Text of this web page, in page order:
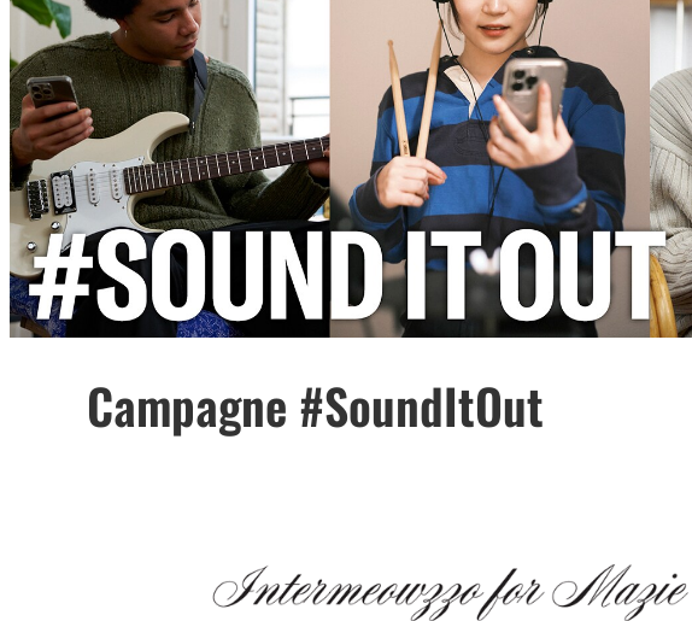
Campagne #SoundItOut